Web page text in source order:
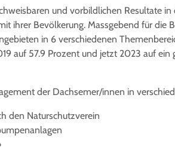
und vorbildlichen Resultate
ihrer Bevölkerung. Massgebend für die
in 6 verschiedenen
auf 57.9 Prozent und jetzt 2023 auf ein
der Dachsemer/innen in
den Naturschutzverein